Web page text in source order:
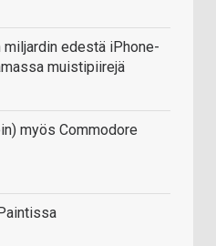
miljardin edestä iPhone-
muistipiirejä
myös Commodore